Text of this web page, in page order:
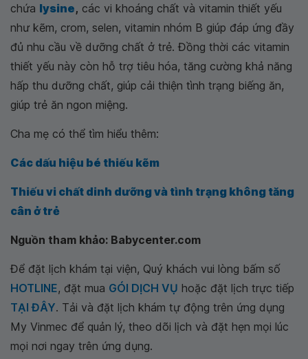
chứa lysine, các vi khoáng chất và vitamin thiết yếu
như kẽm, crom, selen, vitamin nhóm B giúp đáp ứng đầy
đủ nhu cầu về dưỡng chất ở trẻ. Đồng thời các vitamin
thiết yếu này còn hỗ trợ tiêu hóa, tăng cường khả năng
hấp thu dưỡng chất, giúp cải thiện tình trạng biếng ăn,
giúp trẻ ăn ngon miệng.
Cha mẹ có thể tìm hiểu thêm:
Các dấu hiệu bé thiếu kẽm
Thiếu vi chất dinh dưỡng và tình trạng không tăng
cân ở trẻ
Nguồn tham khảo: Babycenter.com
Để đặt lịch khám tại viện, Quý khách vui lòng bấm số
HOTLINE, đặt mua GÓI DỊCH VỤ hoặc đặt lịch trực tiếp
TẠI ĐÂY. Tải và đặt lịch khám tự động trên ứng dụng
My Vinmec để quản lý, theo dõi lịch và đặt hẹn mọi lúc
mọi nơi ngay trên ứng dụng.